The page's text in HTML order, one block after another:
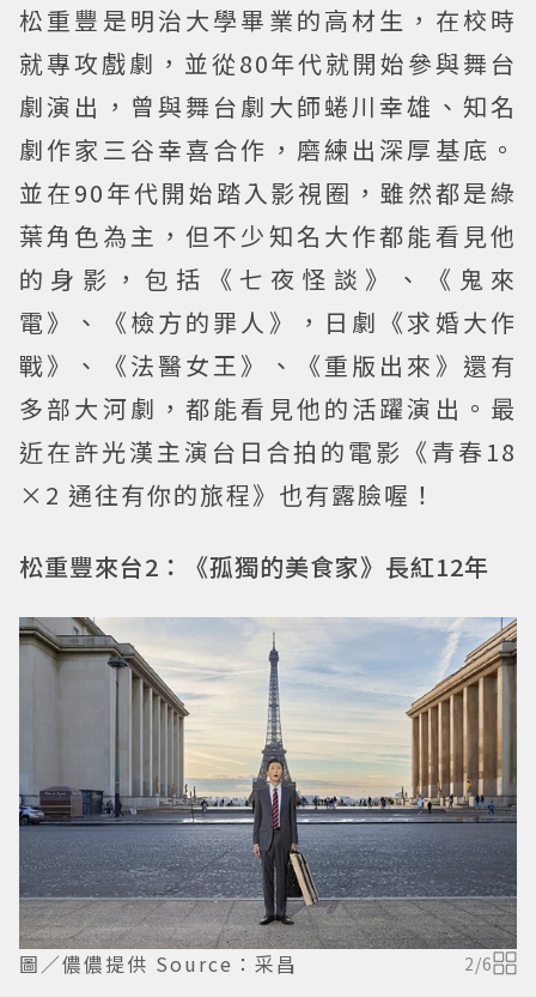
松重豐是明治大學畢業的高材生，在校時
就專攻戲劇，並從80年代就開始參與舞台
劇演出，曾與舞台劇大師蜷川幸雄、知名
劇作家三谷幸喜合作，磨練出深厚基底。
並在90年代開始踏入影視圈，雖然都是綠
葉角色為主，但不少知名大作都能看見他
的身影，包括《七夜怪談》、《鬼來
電》、《檢方的罪人》，日劇《求婚大作
戰》、《法醫女王》、《重版出來》還有
多部大河劇，都能看見他的活躍演出。最
近在許光漢主演台日合拍的電影《青春18
×2 通往有你的旅程》也有露臉喔！
松重豐來台2：《孤獨的美食家》長紅12年
圖／儂儂提供 Source：采昌 2/6